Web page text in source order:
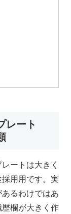
レート
ートは大きく
用用です。実
るわけではあ
欄が大きく作